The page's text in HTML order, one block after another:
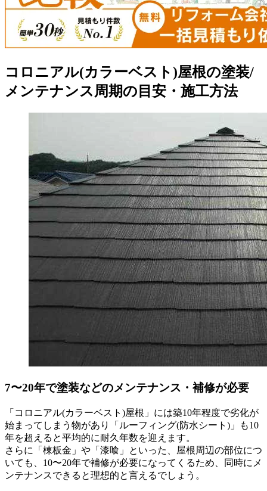
コロニアル(カラーベスト)屋根の塗装/
メンテナンス周期の目安・施工方法
7〜20年で塗装などのメンテナンス・補修が必要
「コロニアル(カラーベスト)屋根」には築10年程度で劣化が
始まってしまう物があり「ルーフィング(防水シート)」も10
年を超えると平均的に耐久年数を迎えます。
さらに「棟板金」や「漆喰」といった、屋根周辺の部位につ
いても、10〜20年で補修が必要になってくるため、同時にメ
ンテナンスできると理想的と言えるでしょう。